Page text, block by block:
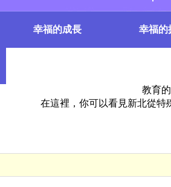
幸福的成長 幸福的
教育
在這裡，你可以看見新北從特